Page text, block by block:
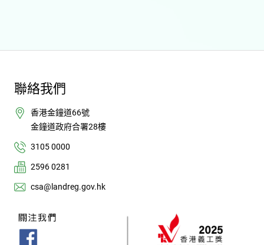
聯絡我們
香港金鐘道66號
金鐘道政府合署28樓
3105 0000
2596 0281
csa@landreg.gov.hk